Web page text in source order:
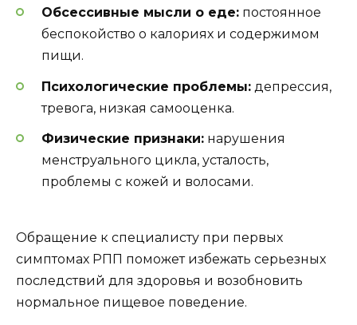
Обсессивные мысли о еде: постоянное
беспокойство о калориях и содержимом
пищи.
Психологические проблемы: депрессия,
тревога, низкая самооценка.
Физические признаки: нарушения
менструального цикла, усталость,
проблемы с кожей и волосами.
Обращение к специалисту при первых
симптомах РПП поможет избежать серьезных
последствий для здоровья и возобновить
нормальное пищевое поведение.